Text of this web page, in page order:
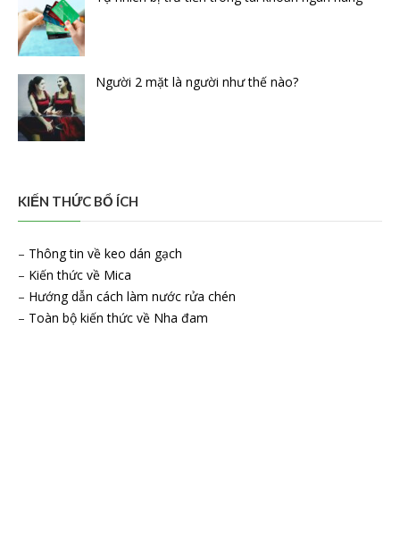
Người 2 mặt là người như thế nào?
KIẾN THỨC BỔ ÍCH
– Thông tin về keo dán gạch
– Kiến thức về Mica
– Hướng dẫn cách làm nước rửa chén
– Toàn bộ kiến thức về Nha đam